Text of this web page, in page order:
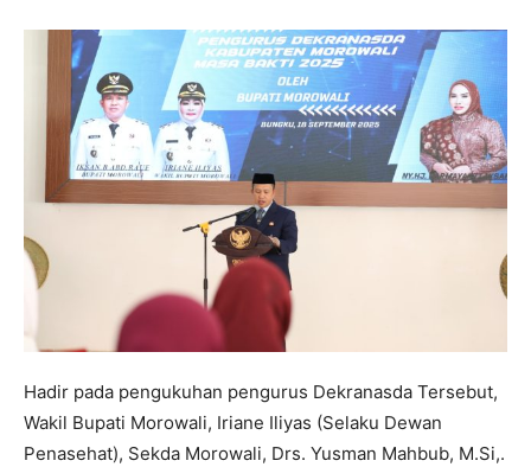
Hadir pada pengukuhan pengurus Dekranasda Tersebut,
Wakil Bupati Morowali, Iriane Iliyas (Selaku Dewan
Penasehat), Sekda Morowali, Drs. Yusman Mahbub, M.Si,.